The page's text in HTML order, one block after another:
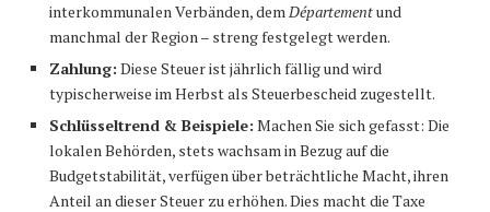
interkommunalen Verbänden, demDépartementund
manchmal der Region – streng festgelegt werden.
Zahlung: Diese Steuer ist jährlich fällig und wird
typischerweise im Herbst als Steuerbescheid zugestellt.
Schlüsseltrend & Beispiele: Machen Sie sich gefasst: Die
lokalen Behörden, stets wachsam in Bezug auf die
Budgetstabilität, verfügen über beträchtliche Macht, ihren
Anteil an dieser Steuer zu erhöhen. Dies macht die Taxe